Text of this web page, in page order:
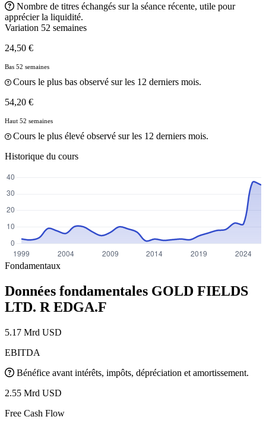
Nombre de titres échangés sur la séance récente, utile pour
apprécier la liquidité.
Variation 52 semaines
24,50 €
Bas 52 semaines
Cours le plus bas observé sur les 12 derniers mois.
54,20 €
Haut 52 semaines
Cours le plus élevé observé sur les 12 derniers mois.
Historique du cours
Fondamentaux
Données fondamentales GOLD FIELDS
LTD. R EDGA.F
5.17 Mrd USD
EBITDA
Bénéfice avant intérêts, impôts, dépréciation et amortissement.
2.55 Mrd USD
Free Cash Flow